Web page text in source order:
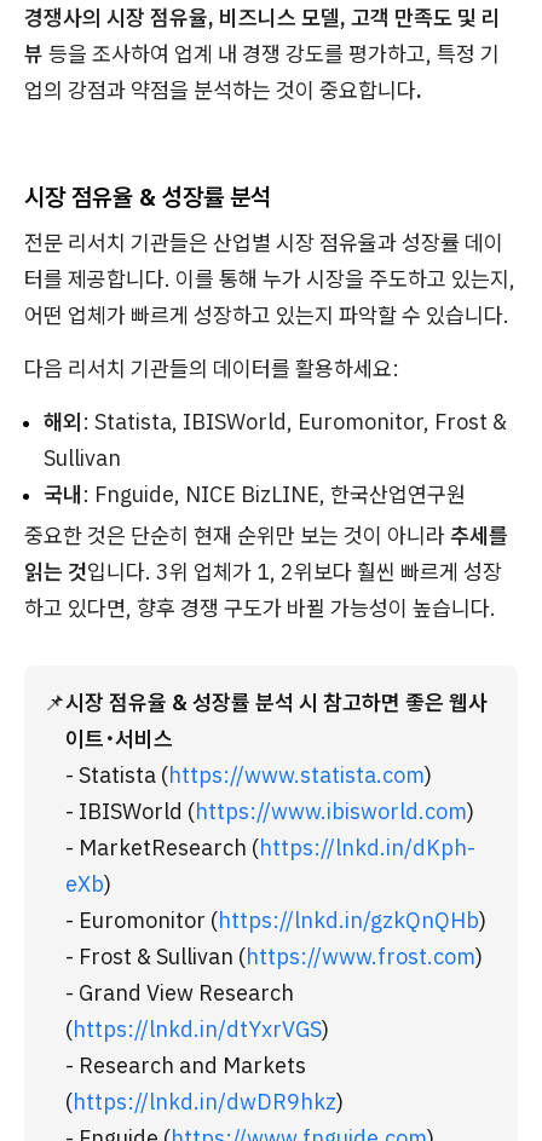
경쟁사의 시장 점유율, 비즈니스 모델, 고객 만족도 및 리
뷰 등을 조사하여 업계 내 경쟁 강도를 평가하고, 특정 기
업의 강점과 약점을 분석하는 것이 중요합니다.
시장 점유율 & 성장률 분석
전문 리서치 기관들은 산업별 시장 점유율과 성장률 데이
터를 제공합니다. 이를 통해 누가 시장을 주도하고 있는지,
어떤 업체가 빠르게 성장하고 있는지 파악할 수 있습니다.
다음 리서치 기관들의 데이터를 활용하세요:
해외: Statista, IBISWorld, Euromonitor, Frost &
Sullivan
국내: Fnguide, NICE BizLINE, 한국산업연구원
중요한 것은 단순히 현재 순위만 보는 것이 아니라추세를
읽는 것입니다. 3위 업체가 1, 2위보다 훨씬 빠르게 성장
하고 있다면, 향후 경쟁 구도가 바뀔 가능성이 높습니다.
📌시장 점유율 & 성장률 분석 시 참고하면 좋은 웹사
이트･서비스
- Statista (https://www.statista.com)
- IBISWorld (https://www.ibisworld.com)
- MarketResearch (https://lnkd.in/dKph-
eXb)
- Euromonitor (https://lnkd.in/gzkQnQHb)
- Frost & Sullivan (https://www.frost.com)
- Grand View Research
(https://lnkd.in/dtYxrVGS)
- Research and Markets
(https://lnkd.in/dwDR9hkz)